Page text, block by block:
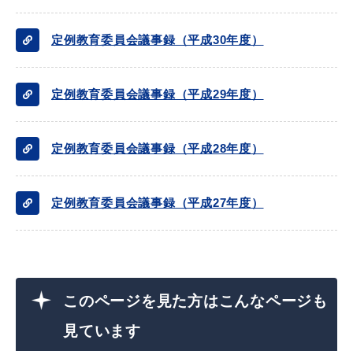
便利なサービス
防災・防犯メール
気象情報リンク集
ごみ分別早見表
定例教育委員会議事録（平成30年度）
定例教育委員会議事録（平成29年度）
定例教育委員会議事録（平成28年度）
定例教育委員会議事録（平成27年度）
このページを見た方はこんなページも
見ています